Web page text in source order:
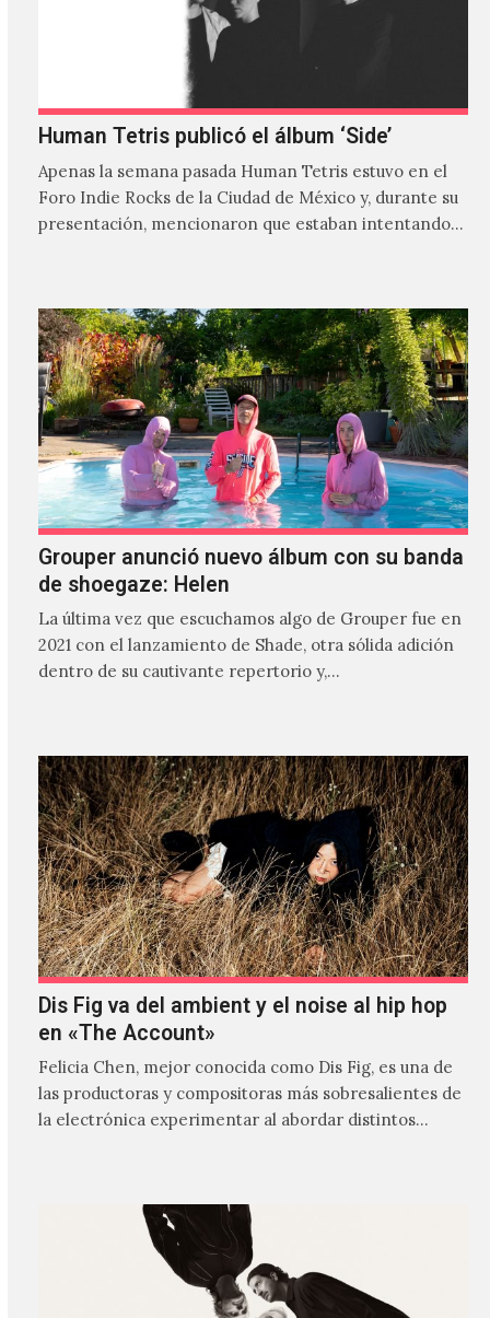
Human Tetris publicó el álbum ‘Side’
Apenas la semana pasada Human Tetris estuvo en el
Foro Indie Rocks de la Ciudad de México y, durante su
presentación, mencionaron que estaban intentando…
Grouper anunció nuevo álbum con su banda
de shoegaze: Helen
La última vez que escuchamos algo de Grouper fue en
2021 con el lanzamiento de Shade, otra sólida adición
dentro de su cautivante repertorio y,…
Dis Fig va del ambient y el noise al hip hop
en «The Account»
Felicia Chen, mejor conocida como Dis Fig, es una de
las productoras y compositoras más sobresalientes de
la electrónica experimentar al abordar distintos